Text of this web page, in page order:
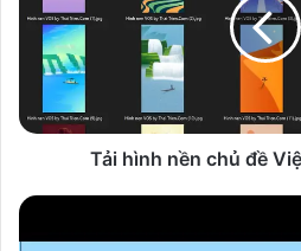
Việt
Nam
VOS
Tải hình nền chủ đề
Motion